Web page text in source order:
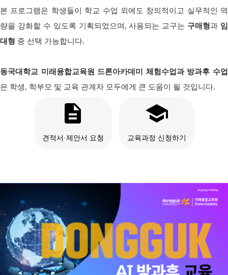
본 프로그램은 학생들이 학교 수업 외에도 창의적이고 실무적인 역
량을 강화할 수 있도록 기획되었으며, 사용되는 교구는 구매형과 임
대형 중 선택 가능합니다.
동국대학교 미래융합교육원 드론아카데미 체험수업과 방과후 수업
은 학생, 학부모 및 교육 관계자 모두에게 큰 도움이 될 것입니다.
description
견적서·제안서 요청
school
교육과정 신청하기